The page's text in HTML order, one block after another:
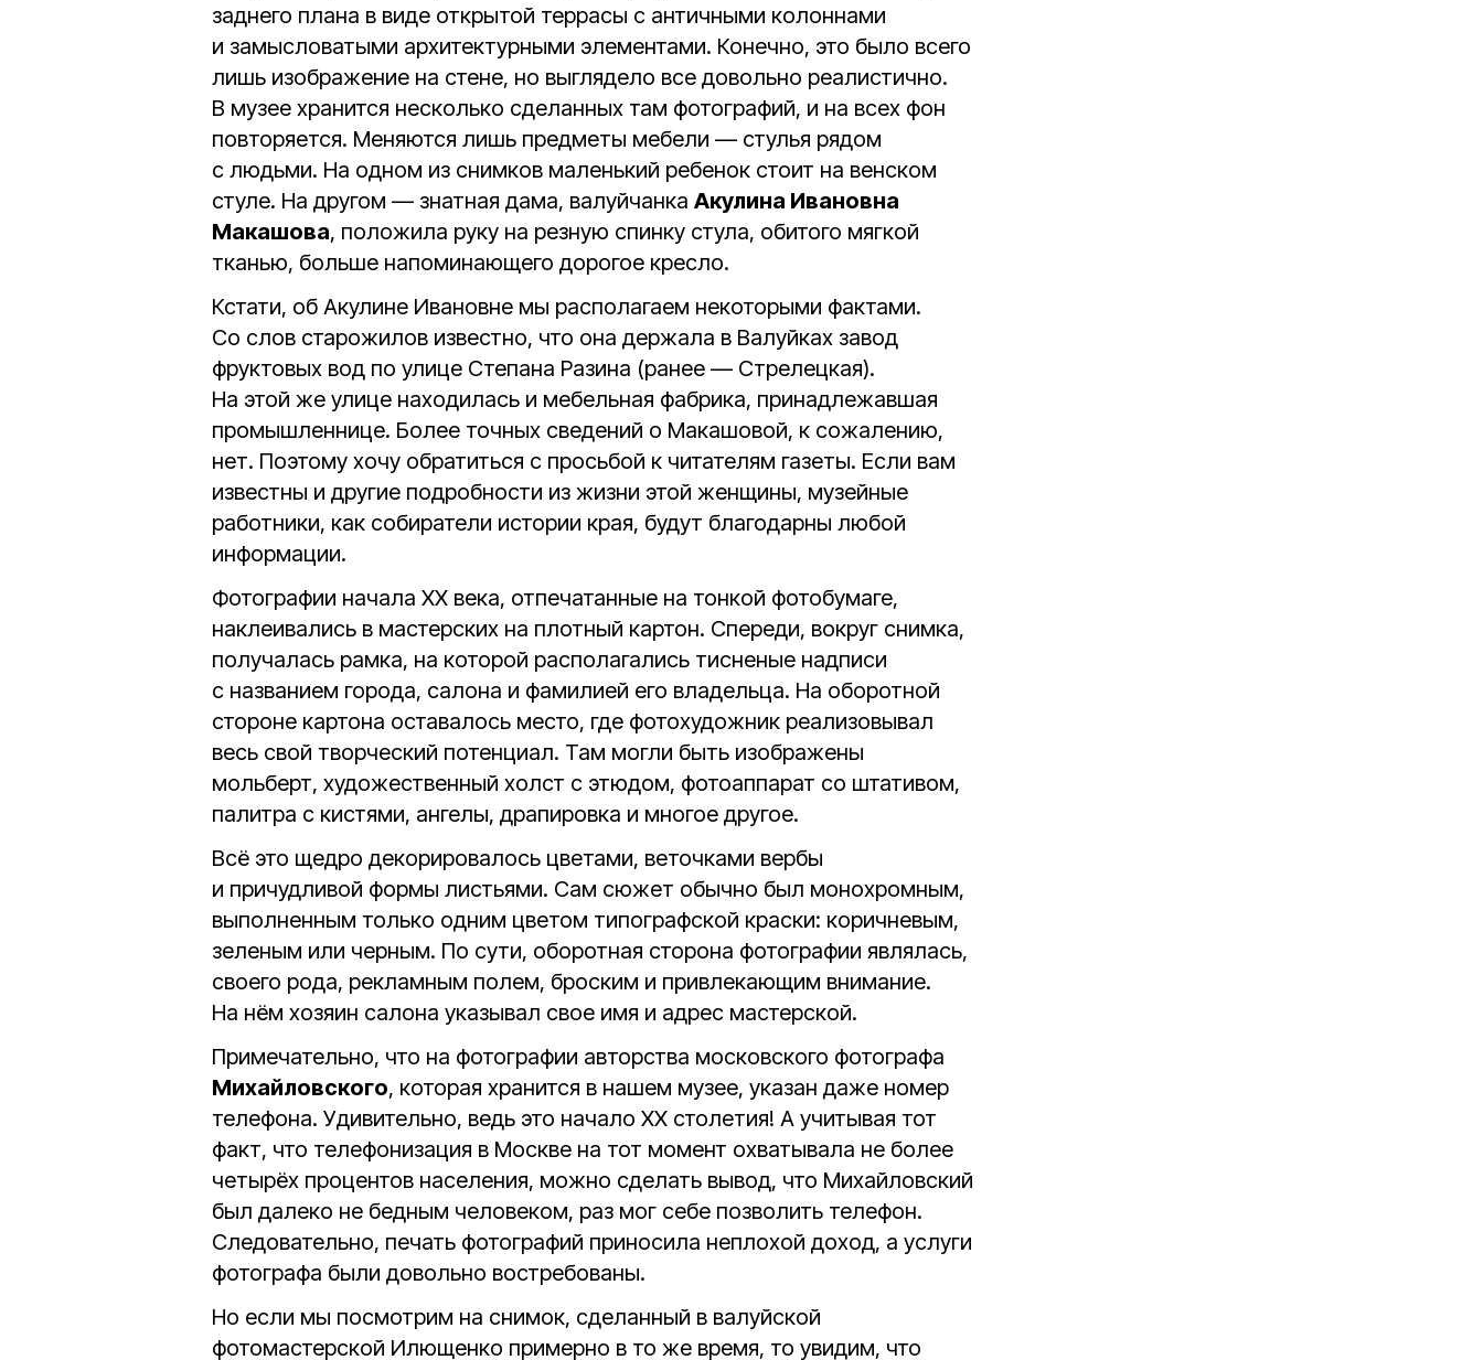
заднего плана в виде открытой террасы с античными колоннами
и замысловатыми архитектурными элементами. Конечно, это было всего
лишь изображение на стене, но выглядело все довольно реалистично.
В музее хранится несколько сделанных там фотографий, и на всех фон
повторяется. Меняются лишь предметы мебели — стулья рядом
с людьми. На одном из снимков маленький ребенок стоит на венском
стуле. На другом — знатная дама, валуйчанка Акулина Ивановна
Макашова, положила руку на резную спинку стула, обитого мягкой
тканью, больше напоминающего дорогое кресло.
Кстати, об Акулине Ивановне мы располагаем некоторыми фактами.
Со слов старожилов известно, что она держала в Валуйках завод
фруктовых вод по улице Степана Разина (ранее — Стрелецкая).
На этой же улице находилась и мебельная фабрика, принадлежавшая
промышленнице. Более точных сведений о Макашовой, к сожалению,
нет. Поэтому хочу обратиться с просьбой к читателям газеты. Если вам
известны и другие подробности из жизни этой женщины, музейные
работники, как собиратели истории края, будут благодарны любой
информации.
Фотографии начала ХХ века, отпечатанные на тонкой фотобумаге,
наклеивались в мастерских на плотный картон. Спереди, вокруг снимка,
получалась рамка, на которой располагались тисненые надписи
с названием города, салона и фамилией его владельца. На оборотной
стороне картона оставалось место, где фотохудожник реализовывал
весь свой творческий потенциал. Там могли быть изображены
мольберт, художественный холст с этюдом, фотоаппарат со штативом,
палитра с кистями, ангелы, драпировка и многое другое.
Всё это щедро декорировалось цветами, веточками вербы
и причудливой формы листьями. Сам сюжет обычно был монохромным,
выполненным только одним цветом типографской краски: коричневым,
зеленым или черным. По сути, оборотная сторона фотографии являлась,
своего рода, рекламным полем, броским и привлекающим внимание.
На нём хозяин салона указывал свое имя и адрес мастерской.
Примечательно, что на фотографии авторства московского фотографа
Михайловского, которая хранится в нашем музее, указан даже номер
телефона. Удивительно, ведь это начало ХХ столетия! А учитывая тот
факт, что телефонизация в Москве на тот момент охватывала не более
четырёх процентов населения, можно сделать вывод, что Михайловский
был далеко не бедным человеком, раз мог себе позволить телефон.
Следовательно, печать фотографий приносила неплохой доход, а услуги
фотографа были довольно востребованы.
Но если мы посмотрим на снимок, сделанный в валуйской
фотомастерской Илющенко примерно в то же время, то увидим, что